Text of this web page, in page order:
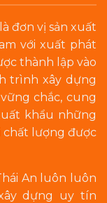
đơn vị sản xuất
với xuất phát
thành lập vào
trình xây dựng
chắc, cung
khẩu những
chất lượng được
An luôn luôn
dựng uy tín